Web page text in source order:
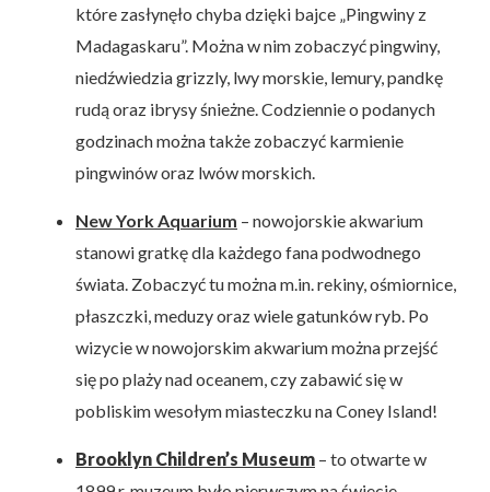
które zasłynęło chyba dzięki bajce „Pingwiny z
Madagaskaru”. Można w nim zobaczyć pingwiny,
niedźwiedzia grizzly, lwy morskie, lemury, pandkę
rudą oraz ibrysy śnieżne. Codziennie o podanych
godzinach można także zobaczyć karmienie
pingwinów oraz lwów morskich.
New York Aquarium – nowojorskie akwarium
stanowi gratkę dla każdego fana podwodnego
świata. Zobaczyć tu można m.in. rekiny, ośmiornice,
płaszczki, meduzy oraz wiele gatunków ryb. Po
wizycie w nowojorskim akwarium można przejść
się po plaży nad oceanem, czy zabawić się w
pobliskim wesołym miasteczku na Coney Island!
Brooklyn Children’s Museum – to otwarte w